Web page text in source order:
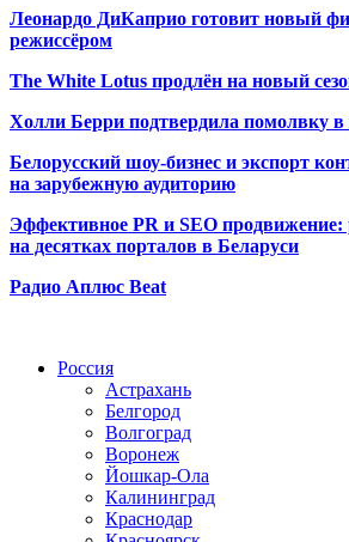
Леонардо ДиКаприо готовит новый
режиссёром
The White Lotus продлён на новый
Холли Берри подтвердила помолвку
Белорусский шоу-бизнес и экспорт
на зарубежную аудиторию
Эффективное PR и SEO продвижение:
на десятках порталов в Беларуси
Радио Аплюс Beat
Россия
Астрахань
Белгород
Волгоград
Воронеж
Йошкар-Ола
Калининград
Краснодар